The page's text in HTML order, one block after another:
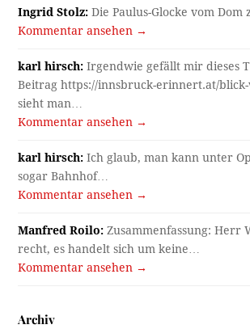
Ingrid Stolz: Die Paulus-Glocke vom Dom
Kommentar ansehen →
karl hirsch: Irgendwie gefällt mir dieses
Beitrag https://innsbruck-erinnert.at/
sieht man…
Kommentar ansehen →
karl hirsch: Ich glaub, man kann unter
sogar Bahnhof…
Kommentar ansehen →
Manfred Roilo: Zusammenfassung: Herr
recht, es handelt sich um keine…
Kommentar ansehen →
Archiv